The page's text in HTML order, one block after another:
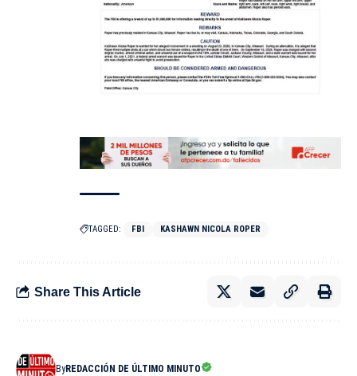
TAGGED: FBI KASHAWN NICOLA ROPER
Share This Article
ByREDACCIÓN DE ÚLTIMO MINUTO